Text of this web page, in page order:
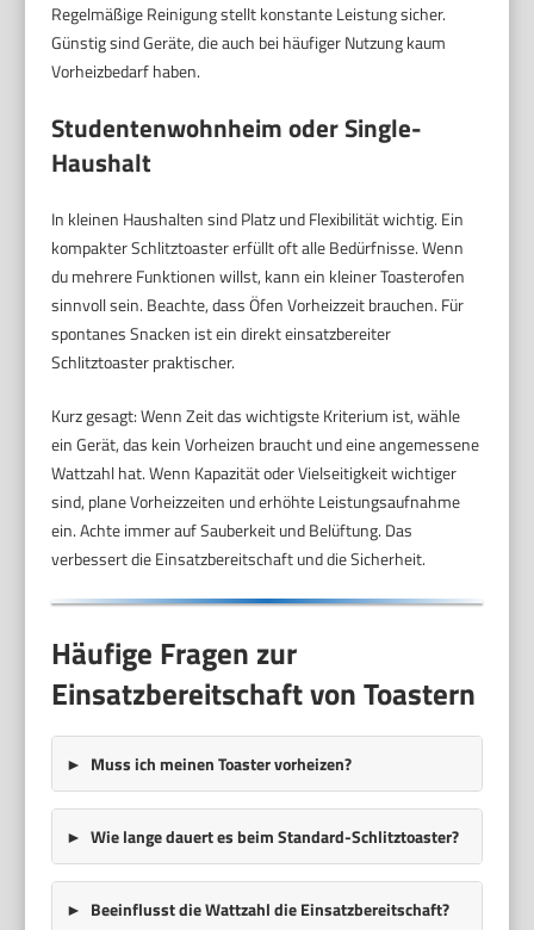
Regelmäßige Reinigung stellt konstante Leistung sicher.
Günstig sind Geräte, die auch bei häufiger Nutzung kaum
Vorheizbedarf haben.
Studentenwohnheim oder Single-
Haushalt
In kleinen Haushalten sind Platz und Flexibilität wichtig. Ein
kompakter Schlitztoaster erfüllt oft alle Bedürfnisse. Wenn
du mehrere Funktionen willst, kann ein kleiner Toasterofen
sinnvoll sein. Beachte, dass Öfen Vorheizzeit brauchen. Für
spontanes Snacken ist ein direkt einsatzbereiter
Schlitztoaster praktischer.
Kurz gesagt: Wenn Zeit das wichtigste Kriterium ist, wähle
ein Gerät, das kein Vorheizen braucht und eine angemessene
Wattzahl hat. Wenn Kapazität oder Vielseitigkeit wichtiger
sind, plane Vorheizzeiten und erhöhte Leistungsaufnahme
ein. Achte immer auf Sauberkeit und Belüftung. Das
verbessert die Einsatzbereitschaft und die Sicherheit.
Häufige Fragen zur
Einsatzbereitschaft von Toastern
Muss ich meinen Toaster vorheizen?
Wie lange dauert es beim Standard-Schlitztoaster?
Beeinflusst die Wattzahl die Einsatzbereitschaft?